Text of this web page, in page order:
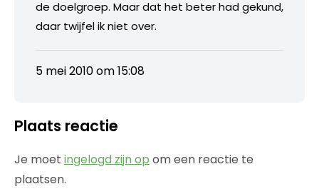
de doelgroep. Maar dat het beter had gekund,
daar twijfel ik niet over.
5 mei 2010 om 15:08
Plaats reactie
Je moet ingelogd zijn op om een reactie te
plaatsen.